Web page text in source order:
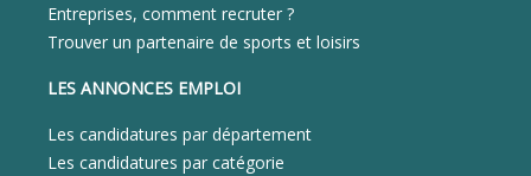
Entreprises, comment recruter ?
Trouver un partenaire de sports et loisirs
LES ANNONCES EMPLOI
Les candidatures par département
Les candidatures par catégorie